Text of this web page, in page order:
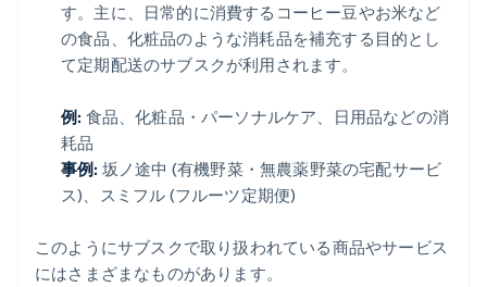
す。主に、日常的に消費するコーヒー豆やお米など
の食品、化粧品のような消耗品を補充する目的とし
て定期配送のサブスクが利用されます。
例: 食品、化粧品・パーソナルケア、日用品などの消
耗品
事例: 坂ノ途中 (有機野菜・無農薬野菜の宅配サービ
ス)、スミフル (フルーツ定期便)
このようにサブスクで取り扱われている商品やサービス
にはさまざまなものがあります。